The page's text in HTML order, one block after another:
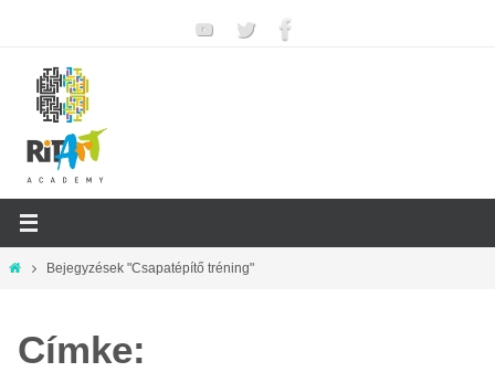
OtthonBejegyzések "Csapatépítő tréning"
Címke: